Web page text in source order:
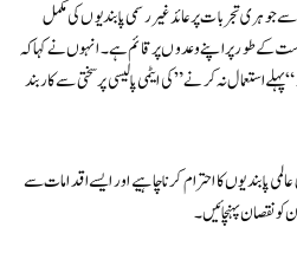
جوہری تجربات پر عائد غیر رسمی پابندیوں کی مکمل
کے طور پر اپنے وعدوں پر قائم ہے۔ انہوں نے کہا کہ
استعمال نہ کرنے” کی ایٹمی پالیسی پر سختی سے کاربند
پابندیوں کا احترام کرنا چاہیے اور ایسے اقدامات سے
کو نقصان پہنچائیں۔